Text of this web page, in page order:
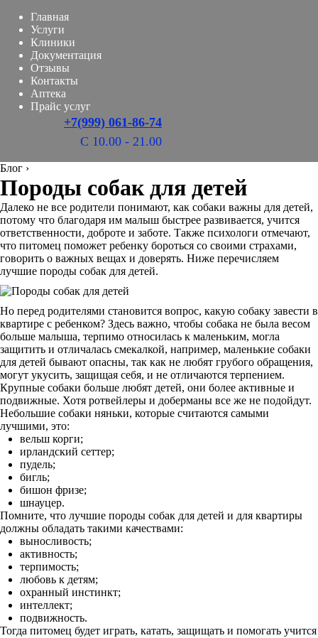
Главная
Услуги
Клиники
Документация
Отзывы
Контакты
Аптека
Прайс услуг
+7(999) 061-86-74
С 10.00 - 21.00
Блог ›
Породы собак для детей
Далеко не все родители понимают, как собаки важны для детей,
потому что благодаря им малыш быстрее развивается, учится
ответственности, доброте и заботе. Также психологи отмечают,
что питомец поможет ребенку бороться со своими страхами,
говорить о важных вещах и доверять. Ниже перечисляем
лучшие породы собак для детей.
Но перед родителями становится вопрос, какую собаку завести в
квартире с ребенком? Здесь важно, чтобы собака не была весом
больше малыша, терпимо относилась к маленьким, могла
защитить и отличалась смекалкой, например, маленькие собаки
для детей бывают опасны, так как не любят грубого обращения,
могут укусить, защищая себя, и не отличаются терпением.
Крупные собаки больше любят детей, они более активные и
подвижные. Хотя ротвейлеры и доберманы все же не подойдут.
Небольшие собаки няньки, которые считаются самыми
лучшими, это:
вельш корги;
ирландский сеттер;
пудель;
бигль;
бишон фризе;
шнауцер.
Помните, что лучшие породы собак для детей и для квартиры
должны обладать такими качествами:
выносливость;
активность;
терпимость;
любовь к детям;
охранный инстинкт;
интеллект;
подвижность.
Тогда питомец будет играть, катать, защищать и помогать учится